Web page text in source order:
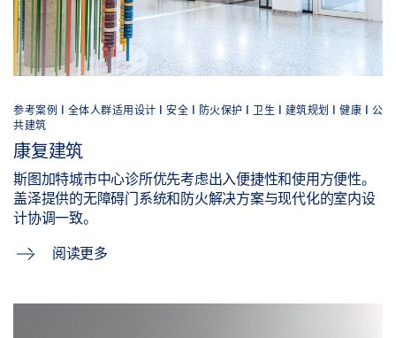
参考案例 | 全体人群适用设计 | 安全 | 防火保护 | 卫生 | 建筑规划 | 健康 | 公
共建筑
康复建筑
斯图加特城市中心诊所优先考虑出入便捷性和使用方便性。
盖泽提供的无障碍门系统和防火解决方案与现代化的室内设
计协调一致。
阅读更多